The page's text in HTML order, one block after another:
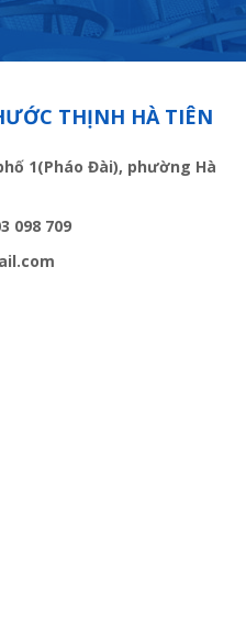
THỊNH HÀ TIÊN
1(Pháo Đài), phường Hà
098 709